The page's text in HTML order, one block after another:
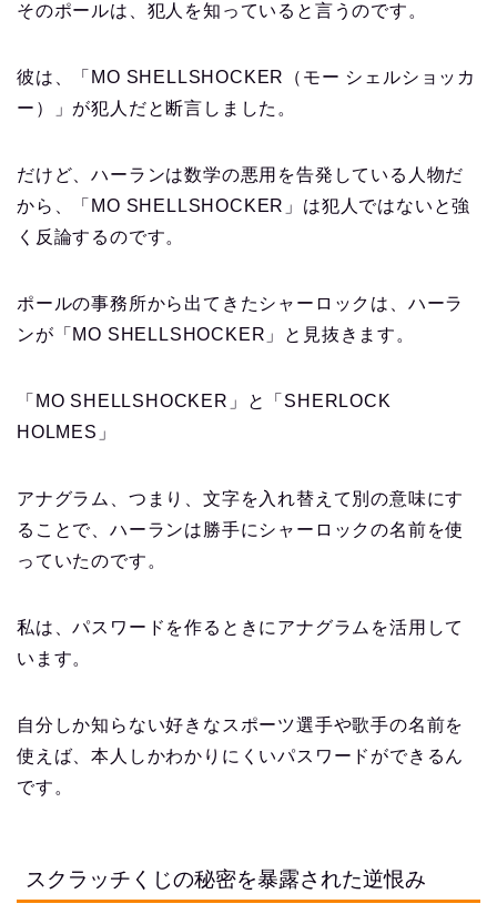
そのポールは、犯人を知っていると言うのです。
彼は、「MO SHELLSHOCKER（モー シェルショッカ
ー）」が犯人だと断言しました。
だけど、ハーランは数学の悪用を告発している人物だ
から、「MO SHELLSHOCKER」は犯人ではないと強
く反論するのです。
ポールの事務所から出てきたシャーロックは、ハーラ
ンが「MO SHELLSHOCKER」と見抜きます。
「MO SHELLSHOCKER」と「SHERLOCK
HOLMES」
アナグラム、つまり、文字を入れ替えて別の意味にす
ることで、ハーランは勝手にシャーロックの名前を使
っていたのです。
私は、パスワードを作るときにアナグラムを活用して
います。
自分しか知らない好きなスポーツ選手や歌手の名前を
使えば、本人しかわかりにくいパスワードができるん
です。
スクラッチくじの秘密を暴露された逆恨み